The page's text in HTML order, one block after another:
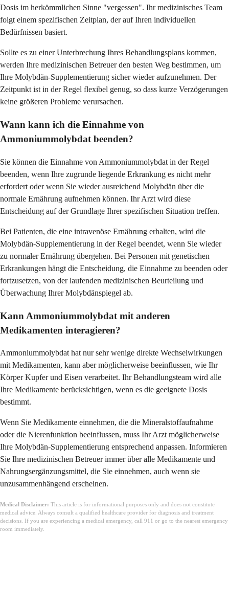
Dosis im herkömmlichen Sinne "vergessen". Ihr medizinisches Team
folgt einem spezifischen Zeitplan, der auf Ihren individuellen
Bedürfnissen basiert.
Sollte es zu einer Unterbrechung Ihres Behandlungsplans kommen,
werden Ihre medizinischen Betreuer den besten Weg bestimmen, um
Ihre Molybdän-Supplementierung sicher wieder aufzunehmen. Der
Zeitpunkt ist in der Regel flexibel genug, so dass kurze Verzögerungen
keine größeren Probleme verursachen.
Wann kann ich die Einnahme von
Ammoniummolybdat beenden?
Sie können die Einnahme von Ammoniummolybdat in der Regel
beenden, wenn Ihre zugrunde liegende Erkrankung es nicht mehr
erfordert oder wenn Sie wieder ausreichend Molybdän über die
normale Ernährung aufnehmen können. Ihr Arzt wird diese
Entscheidung auf der Grundlage Ihrer spezifischen Situation treffen.
Bei Patienten, die eine intravenöse Ernährung erhalten, wird die
Molybdän-Supplementierung in der Regel beendet, wenn Sie wieder
zu normaler Ernährung übergehen. Bei Personen mit genetischen
Erkrankungen hängt die Entscheidung, die Einnahme zu beenden oder
fortzusetzen, von der laufenden medizinischen Beurteilung und
Überwachung Ihrer Molybdänspiegel ab.
Kann Ammoniummolybdat mit anderen
Medikamenten interagieren?
Ammoniummolybdat hat nur sehr wenige direkte Wechselwirkungen
mit Medikamenten, kann aber möglicherweise beeinflussen, wie Ihr
Körper Kupfer und Eisen verarbeitet. Ihr Behandlungsteam wird alle
Ihre Medikamente berücksichtigen, wenn es die geeignete Dosis
bestimmt.
Wenn Sie Medikamente einnehmen, die die Mineralstoffaufnahme
oder die Nierenfunktion beeinflussen, muss Ihr Arzt möglicherweise
Ihre Molybdän-Supplementierung entsprechend anpassen. Informieren
Sie Ihre medizinischen Betreuer immer über alle Medikamente und
Nahrungsergänzungsmittel, die Sie einnehmen, auch wenn sie
unzusammenhängend erscheinen.
Medical Disclaimer: This article is for informational purposes only and does not constitute
medical advice. Always consult a qualified healthcare provider for diagnosis and treatment
decisions. If you are experiencing a medical emergency, call 911 or go to the nearest emergency
room immediately.